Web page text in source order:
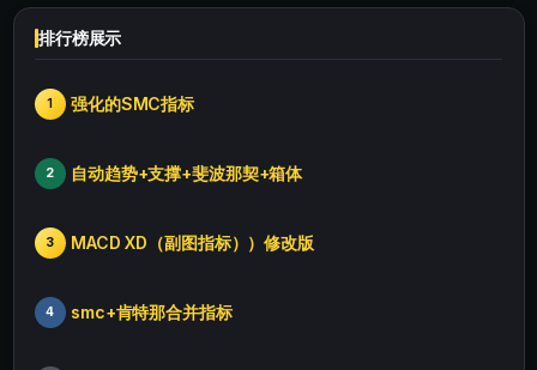
排行榜展示
1 强化的SMC指标
2 自动趋势+支撑+斐波那契+箱体
3 MACD XD（副图指标））修改版
4 smc+肯特那合并指标